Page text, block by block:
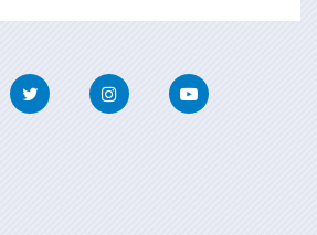
Twitter InstagramYoutube